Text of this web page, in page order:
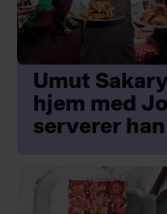
Umut
hjem med
serverer